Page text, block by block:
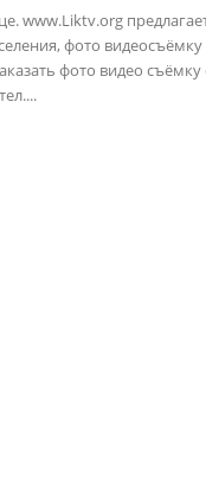
www.Liktv.org
фото
фото видео съёмку